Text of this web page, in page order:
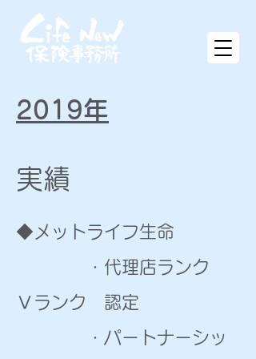
2019年
​実績
​◆メットライフ生命
・代理店ランク
Ⅴランク 認定​
・パートナーシッ